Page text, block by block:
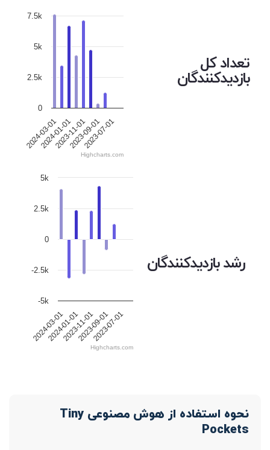
تعداد کل
بازدیدکنندگان
2024-03-01
2024-01-01
2023-11-01
2023-09-01
2023-07-01
0
2.5k
5k
7.5k
Highcharts.com
رشد بازدیدکنندگان
2024-03-01
2024-01-01
2023-11-01
2023-09-01
2023-07-01
-5k
-2.5k
0
2.5k
5k
Highcharts.com
نحوه استفاده از هوش مصنوعی Tiny
Pockets